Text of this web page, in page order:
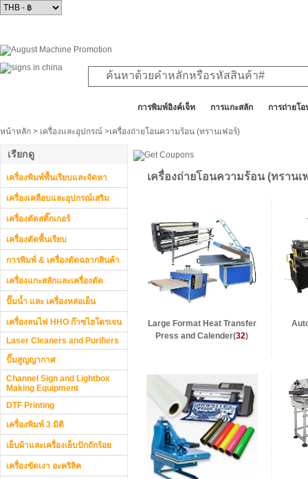
การพิมพ์อิงค์เจ็ท การแกะสลัก การถ่ายโ
หน้าหลัก > เครื่องและอุปกรณ์ >เครื่องถ่ายโอนความร้อน (ทรานเฟอร์)
เรียกดู
เครื่องพิมพ์พื้นเรียบและจัดหา
เครื่องเคลือบและอุปกรณ์เสริม
เครื่องตัดสติ๊กเกอร์
เครื่องตัดพื้นเรียบ
การพิมพ์ & เครื่องตัดฉลากสินค้า
เครื่องแกะสลักและเครื่องตัด
ปั๊มน้ำ และ เครื่องหล่อเย็น
เครื่องลนไฟ HHO ก๊าซไฮโดรเจน
Laser Cleaners and Purifiers
ปั๊มสูญญากาศ
Channel Sign and Lightbox
Making Equipment
DTF Printing
เครื่องพิมพ์ 3 มิติ
เย็บผ้าและเครื่องเย็บปักถักร้อย
เครื่องขัดเงา อะคริลิค
เครื่องถ่ายโอนความร้อน (ทรานเ
Large Format Heat Transfer
Press and Calender(32)